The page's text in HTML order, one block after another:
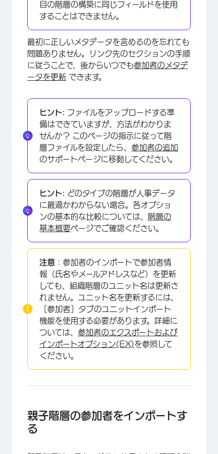
目の階層の構築に同じフィールドを使用
することはできません。
最初に正しいメタデータを含めるのを忘れても
問題ありません。リンク先のセクションの手順
に従うことで、後からいつでも参加者のメタデ
ータを更新 できます。
ヒント: ファイルをアップロードする準
備はできていますが、方法がわかりま
せんか？ このページの指示に従って階
層ファイルを設定したら、 参加者の追加
のサポートページに移動してください。
ヒント: どのタイプの階層が人事データ
に最適かわからない場合。各オプショ
ンの基本的な比較については、
階層の
基本概要ページでご確認ください。
注意 ：参加者のインポートで参加者情
報（氏名やメールアドレスなど）を更新
しても、組織階層のユニット名は更新さ
れません。ユニット名を更新するには、
［参加者］タブのユニットインポート
機能を使用する必要があります。詳細に
ついては、 参加者のエクスポートおよび
インポートオプション(EX)を参照して
ください。
親子階層の参加者をインポートす
る